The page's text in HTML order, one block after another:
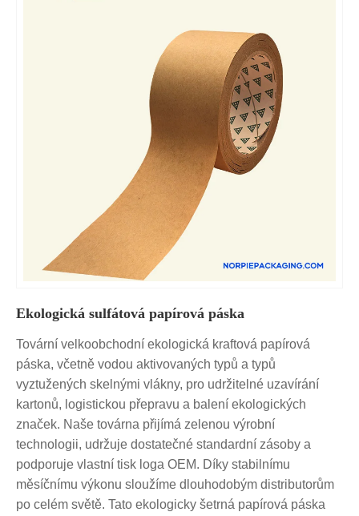
Ekologická sulfátová papírová páska
Tovární velkoobchodní ekologická kraftová papírová
páska, včetně vodou aktivovaných typů a typů
vyztužených skelnými vlákny, pro udržitelné uzavírání
kartonů, logistickou přepravu a balení ekologických
značek. Naše továrna přijímá zelenou výrobní
technologii, udržuje dostatečné standardní zásoby a
podporuje vlastní tisk loga OEM. Díky stabilnímu
měsíčnímu výkonu sloužíme dlouhodobým distributorům
po celém světě. Tato ekologicky šetrná papírová páska